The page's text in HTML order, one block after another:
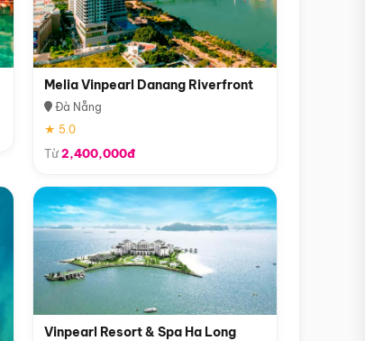
Melia Vinpearl Danang Riverfront
Đà Nẵng
★ 5.0
Từ2,400,000đ
Vinpearl Resort & Spa Ha Long